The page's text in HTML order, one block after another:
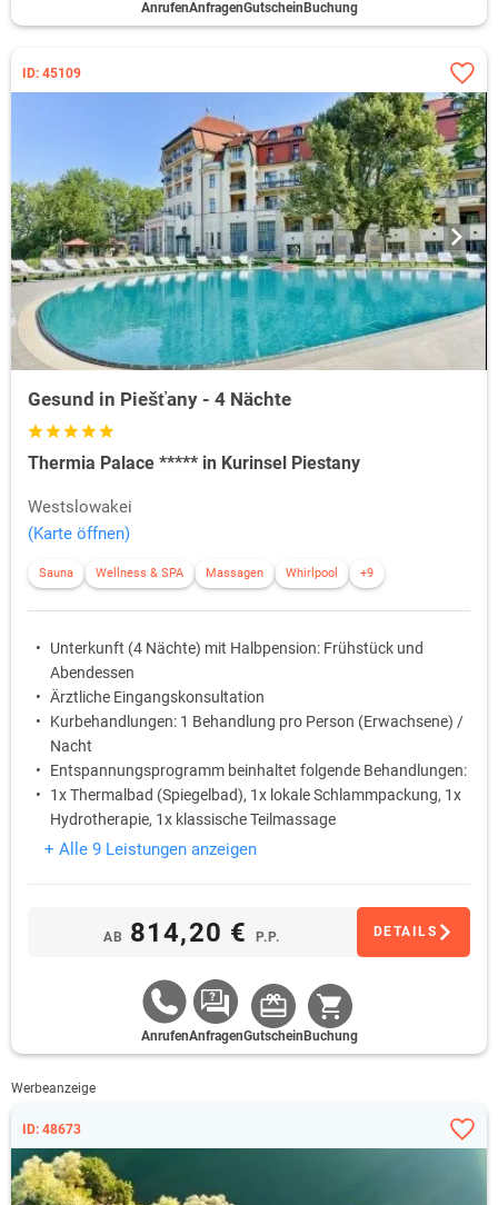
AnrufenAnfragenGutschein Buchung
ID: 45109
Gesund in Piešťany - 4 Nächte
Thermia Palace ***** in Kurinsel Piestany
Westslowakei
(Karte öffnen)
Sauna Wellness & SPA Massagen Whirlpool +9
Unterkunft (4 Nächte) mit Halbpension: Frühstück und
Abendessen
Ärztliche Eingangskonsultation
Kurbehandlungen: 1 Behandlung pro Person (Erwachsene) /
Nacht
Entspannungsprogramm beinhaltet folgende Behandlungen:
1x Thermalbad (Spiegelbad), 1x lokale Schlammpackung, 1x
Hydrotherapie, 1x klassische Teilmassage
Trinkkur
+ Alle 9 Leistungen anzeigen
AB 814,20 € P.P. DETAILS
AnrufenAnfragenGutschein Buchung
Werbeanzeige
ID: 48673